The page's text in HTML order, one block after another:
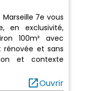
7e vous
en exclusivité,
100m² avec
rénovée et sans
et contexte
open_in_newOuvrir